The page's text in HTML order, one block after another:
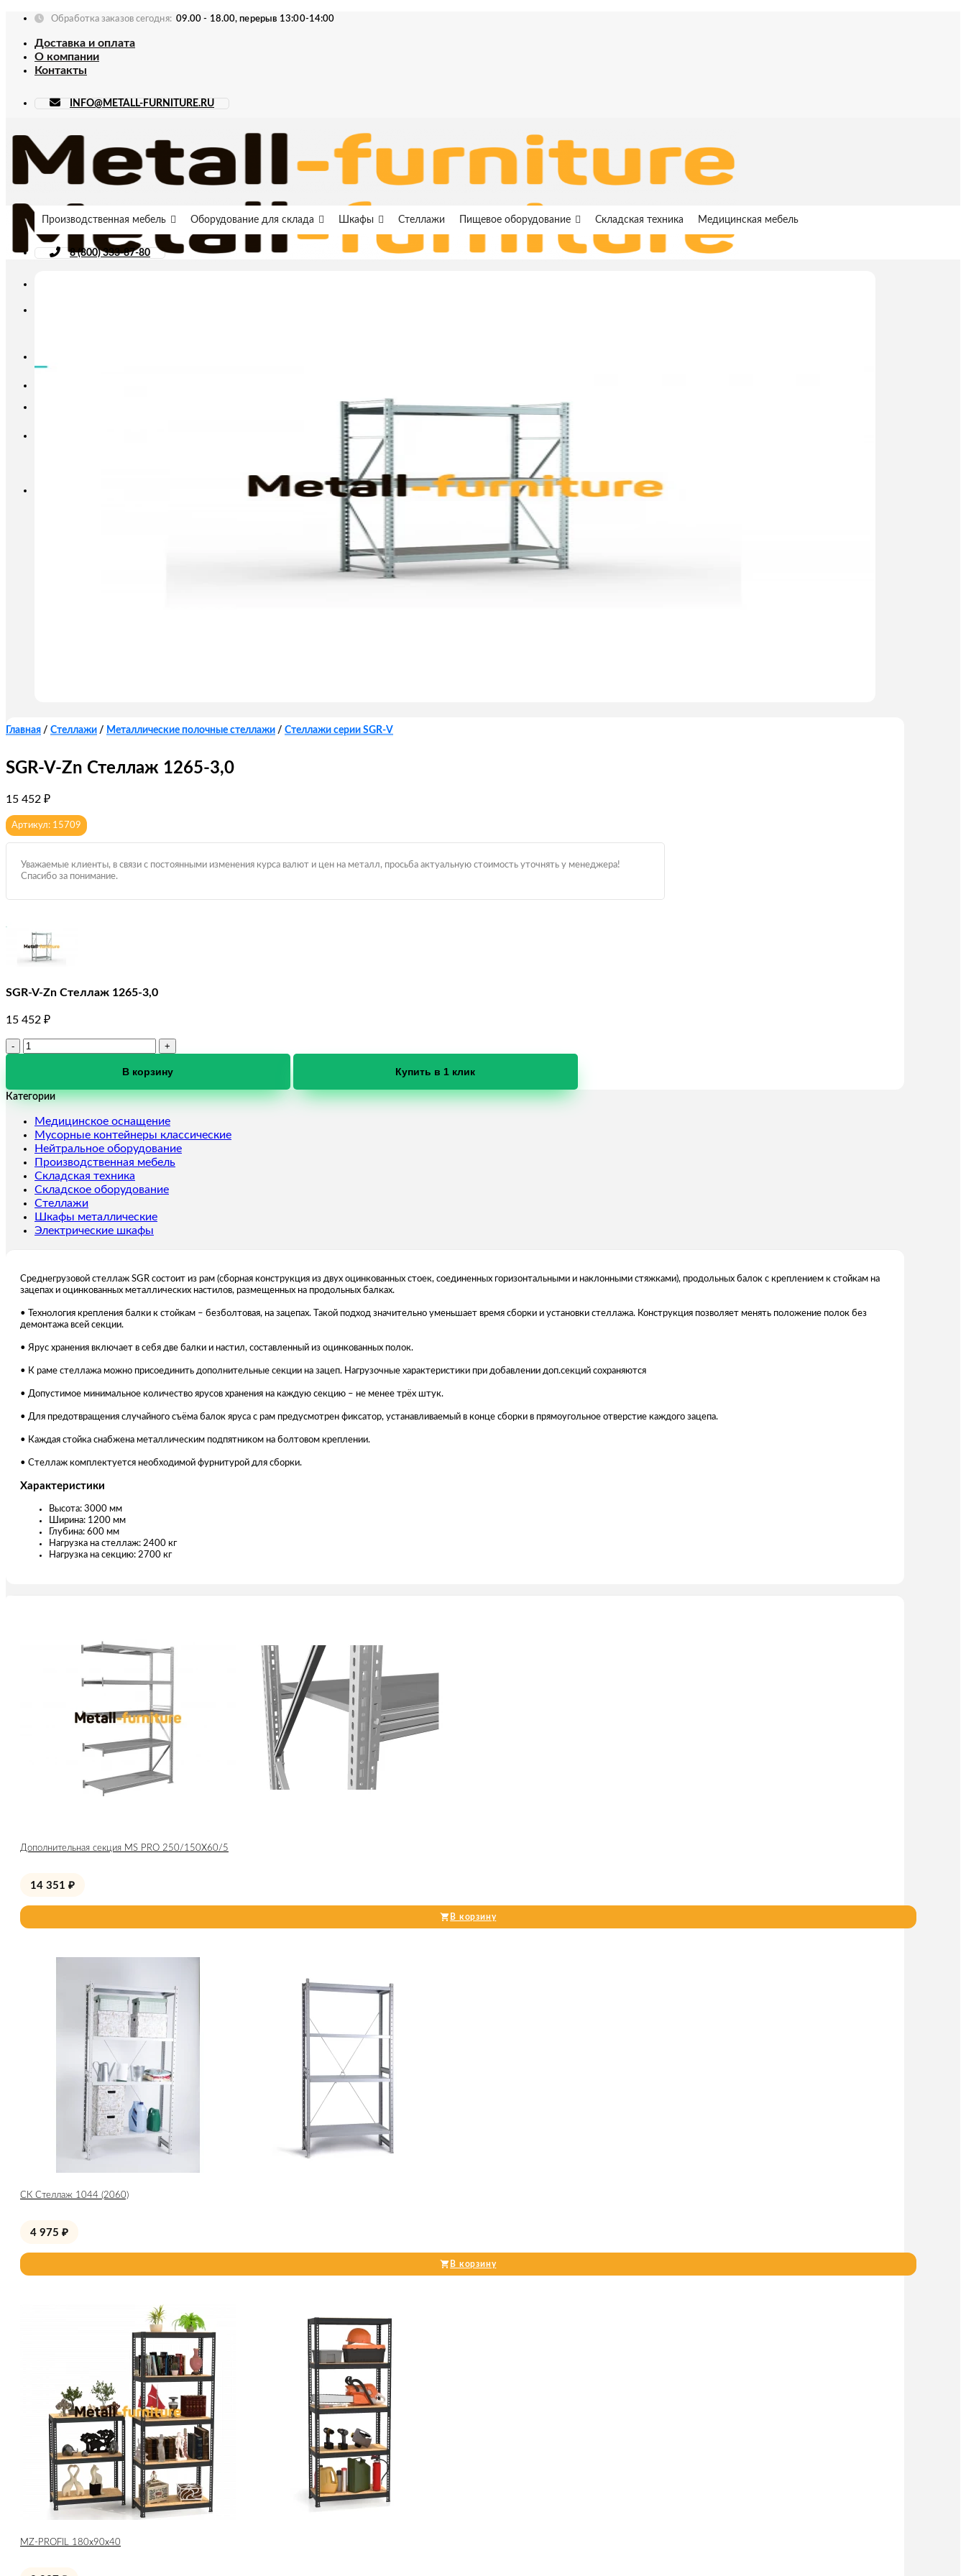
Skip
content
Обработка заказов сегодня: 09.00 - 18.00, перерыв 13:00-14:00
Доставка и оплата
О компании
Контакты
INFO@METALL-FURNITURE.RU
Производственная мебель Оборудование для склада Шкафы Стеллажи Пищевое оборудование Складская техника Медицинская мебель
8 (800) 333-87-80
Главная / Стеллажи / Металлические полочные стеллажи / Стеллажи серии SGR-V
SGR-V-Zn Стеллаж 1265-3,0
15 452 ₽
Артикул: 15709
Уважаемые клиенты, в связи с постоянными изменения курса валют и цен на металл, просьба актуальную стоимость уточнять у менеджера!
Спасибо за понимание.
SGR-V-Zn Стеллаж 1265-3,0
15 452 ₽
Количество
Zn
1265-
3,0
В корзину Купить в 1 клик
Категории
Медицинское оснащение
Мусорные контейнеры классические
Нейтральное оборудование
Производственная мебель
Складская техника
Складское оборудование
Стеллажи
Шкафы металлические
Электрические шкафы
Среднегрузовой стеллаж SGR состоит из рам (сборная конструкция из двух оцинкованных стоек, соединенных горизонтальными и наклонными стяжками), продольных балок с креплением к стойкам на
зацепах и оцинкованных металлических настилов, размещенных на продольных балках.
• Технология крепления балки к стойкам – безболтовая, на зацепах. Такой подход значительно уменьшает время сборки и установки стеллажа. Конструкция позволяет менять положение полок без
демонтажа всей секции.
• Ярус хранения включает в себя две балки и настил, составленный из оцинкованных полок.
• К раме стеллажа можно присоединить дополнительные секции на зацеп. Нагрузочные характеристики при добавлении доп.секций сохраняются
• Допустимое минимальное количество ярусов хранения на каждую секцию – не менее трёх штук.
• Для предотвращения случайного съёма балок яруса с рам предусмотрен фиксатор, устанавливаемый в конце сборки в прямоугольное отверстие каждого зацепа.
• Каждая стойка снабжена металлическим подпятником на болтовом креплении.
• Стеллаж комплектуется необходимой фурнитурой для сборки.
Характеристики
Высота: 3000 мм
Ширина: 1200 мм
Глубина: 600 мм
Нагрузка на стеллаж: 2400 кг
Нагрузка на секцию: 2700 кг
Дополнительная секция MS PRO 250/150X60/5
14 351 ₽
В корзину
СК Стеллаж 1044 (2060)
4 975 ₽
В корзину
МZ-PROFIL 180х90х40